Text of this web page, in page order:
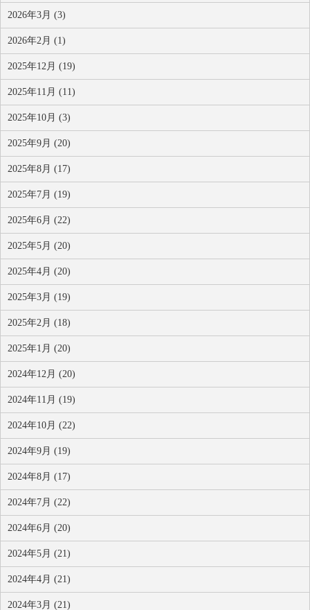
2026年3月 (3)
2026年2月 (1)
2025年12月 (19)
2025年11月 (11)
2025年10月 (3)
2025年9月 (20)
2025年8月 (17)
2025年7月 (19)
2025年6月 (22)
2025年5月 (20)
2025年4月 (20)
2025年3月 (19)
2025年2月 (18)
2025年1月 (20)
2024年12月 (20)
2024年11月 (19)
2024年10月 (22)
2024年9月 (19)
2024年8月 (17)
2024年7月 (22)
2024年6月 (20)
2024年5月 (21)
2024年4月 (21)
2024年3月 (21)